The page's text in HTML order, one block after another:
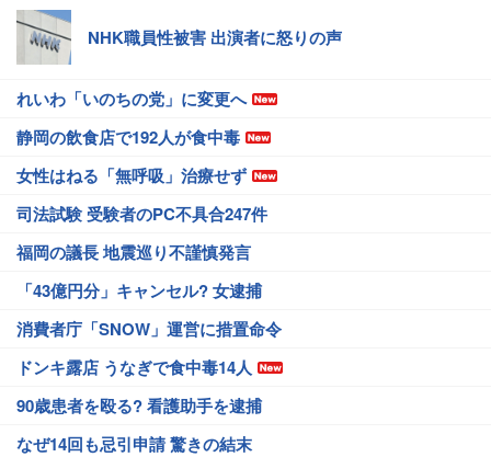
NHK職員性被害 出演者に怒りの声
れいわ「いのちの党」に変更へ
静岡の飲食店で192人が食中毒
女性はねる「無呼吸」治療せず
司法試験 受験者のPC不具合247件
福岡の議長 地震巡り不謹慎発言
「43億円分」キャンセル? 女逮捕
消費者庁「SNOW」運営に措置命令
ドンキ露店 うなぎで食中毒14人
90歳患者を殴る? 看護助手を逮捕
なぜ14回も忌引申請 驚きの結末